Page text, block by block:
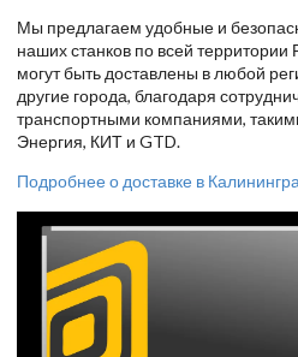
Мы предлагаем удобные и
наших станков по всей
могут быть доставлены в любой
другие города, благодаря
транспортными компаниями,
Энергия, КИТ и GTD.
Подробнее о доставке в